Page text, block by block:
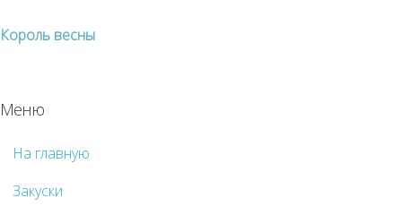
Король весны
Меню
На главную
Закуски